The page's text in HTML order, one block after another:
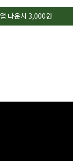
앱 다운시 3,000원